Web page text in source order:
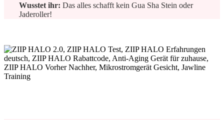
Wusstet ihr: Das alles schafft kein Gua Sha Stein oder
Jaderoller!